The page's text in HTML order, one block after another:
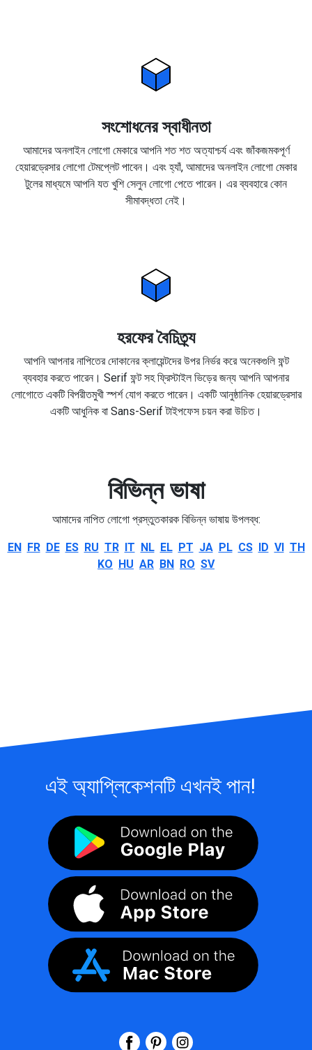
সংশোধনের স্বাধীনতা
আমাদের অনলাইন লোগো মেকারে আপনি শত শত অত্যাশ্চর্য এবং জাঁকজমকপূর্ণ
হেয়ারড্রেসার লোগো টেমপ্লেট পাবেন। এবং হ্যাঁ, আমাদের অনলাইন লোগো মেকার
টুলের মাধ্যমে আপনি যত খুশি সেলুন লোগো পেতে পারেন। এর ব্যবহারে কোন
সীমাবদ্ধতা নেই।
হরফের বৈচিত্র্য
আপনি আপনার নাপিতের দোকানের ক্লায়েন্টদের উপর নির্ভর করে অনেকগুলি ফন্ট
ব্যবহার করতে পারেন। Serif ফন্ট সহ ফ্রিস্টাইল ভিড়ের জন্য আপনি আপনার
লোগোতে একটি বিপরীতমুখী স্পর্শ যোগ করতে পারেন। একটি আনুষ্ঠানিক হেয়ারড্রেসার
একটি আধুনিক বা Sans-Serif টাইপফেস চয়ন করা উচিত।
বিভিন্ন ভাষা
আমাদের নাপিত লোগো প্রস্তুতকারক বিভিন্ন ভাষায় উপলব্ধ:
EN FR DE ES RU TR IT NL EL PT JA PL CS ID VI TH
KO HU AR BN RO SV
এই অ্যাপ্লিকেশনটি এখনই পান!